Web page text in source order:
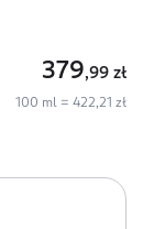
379,99 zł
100 ml = 422,21 zł